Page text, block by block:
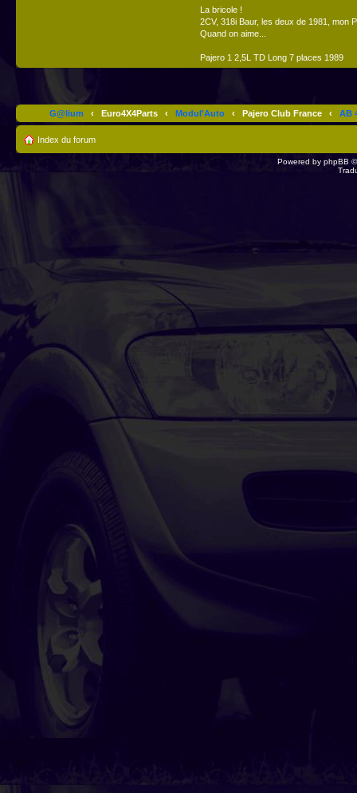
La bricole !
2CV, 318i Baur, les deux de 1981, mon
Quand on aime...
Pajero 1 2,5L TD Long 7 places 1989
G@lium ‹ Euro4X4Parts ‹ Modul'Auto ‹ Pajero Club France ‹ AB
Index du forum
Powered by phpBB